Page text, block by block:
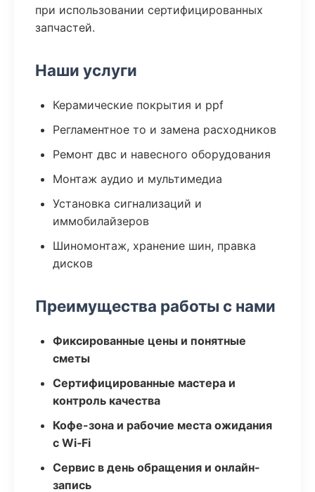
при использовании сертифицированных
запчастей.
Наши услуги
Керамические покрытия и ppf
Регламентное то и замена расходников
Ремонт двс и навесного оборудования
Монтаж аудио и мультимедиа
Установка сигнализаций и
иммобилайзеров
Шиномонтаж, хранение шин, правка
дисков
Преимущества работы с нами
Фиксированные цены и понятные
сметы
Сертифицированные мастера и
контроль качества
Кофе-зона и рабочие места ожидания
с Wi‑Fi
Сервис в день обращения и онлайн-
запись